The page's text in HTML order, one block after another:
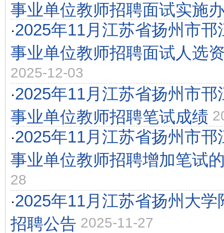
事业单位教师招聘面试实施
·2025年11月江苏省扬州市邗
事业单位教师招聘面试人选
2025-12-03
·2025年11月江苏省扬州市邗
事业单位教师招聘笔试成绩
·2025年11月江苏省扬州市邗
事业单位教师招聘增加笔试
28
·2025年11月江苏省扬州大学
招聘公告 2025-11-27